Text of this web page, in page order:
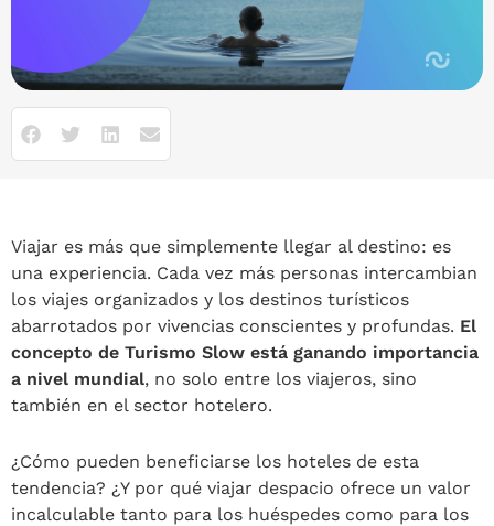
Viajar es más que simplemente llegar al destino: es
una experiencia. Cada vez más personas intercambian
los viajes organizados y los destinos turísticos
abarrotados por vivencias conscientes y profundas. El
concepto de Turismo Slow está ganando importancia
a nivel mundial, no solo entre los viajeros, sino
también en el sector hotelero.
¿Cómo pueden beneficiarse los hoteles de esta
tendencia? ¿Y por qué viajar despacio ofrece un valor
incalculable tanto para los huéspedes como para los